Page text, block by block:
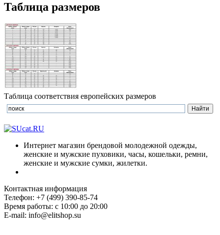
Таблица размеров
Таблица соответствия европейских размеров
Интернет магазин брендовой молодежной одежды,
женские и мужские пуховики, часы, кошельки, ремни,
женские и мужские сумки, жилетки.
Контактная информация
Телефон: +7 (499) 390-85-74
Время работы: с 10:00 до 20:00
E-mail: info@elitshop.su